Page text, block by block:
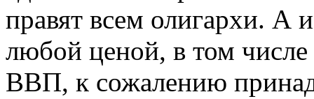
правят всем олигархи. А
любой ценой, в том
ВВП, к сожалению